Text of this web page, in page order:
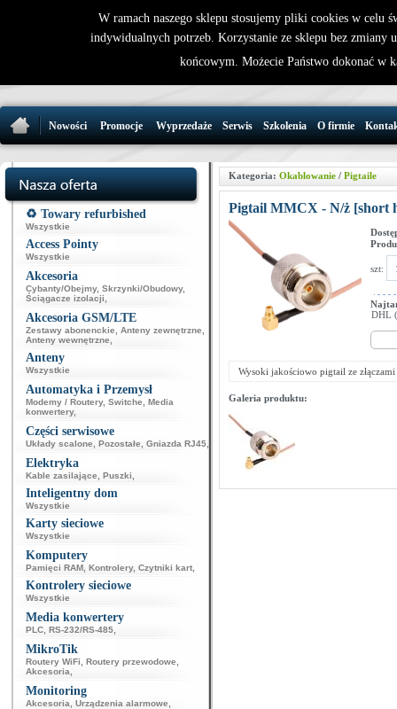
32 721 86
Nowości Promocje Wyprzedaże Serwis Szkolenia O firmie
♻️ Towary refurbished
Wszystkie
Access Pointy
Wszystkie
Akcesoria
Cybanty/Obejmy, Skrzynki/Obudowy,
Ściągacze izolacji
Akcesoria GSM/LTE
Zestawy abonenckie Anteny zewnętrzne
Anteny wewnętrzne
Anteny
Wszystkie
Automatyka i Przemysł
Modemy / Routery, Switche
Media
konwertery,
Części serwisowe
Układy scalone Pozostałe Gniazda RJ45
Elektryka
Kable zasilające Puszki
Inteligentny dom
Wszystkie
Karty sieciowe
Wszystkie
Komputery
Pamięci RAM Kontrolery, Czytniki kart
Kontrolery sieciowe
Wszystkie
Media konwertery
PLC RS-232/RS-485
MikroTik
Routery WiFi Routery przewodowe
Akcesoria
Monitoring
Akcesoria Urządzenia alarmowe
Kategoria: Okablowanie/ Pigtaile
Pigtail MMCX - N/ż [short
szt:
DHL
Wysoki jakościowo pigtail ze
Galeria produktu:
W ramach naszego sklepu stosujemy pliki cookies w celu
indywidualnych potrzeb. Korzystanie ze sklepu bez zmiany
końcowym. Możecie Państwo dokonać w